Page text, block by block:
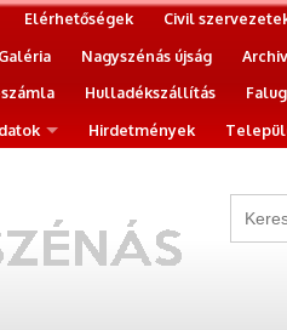
Elérhetőségek Civil
Galéria Nagyszénás újság
Hulladékszállítás
Hirdetmények